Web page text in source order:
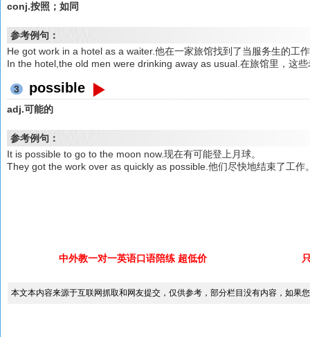
conj.按照；如同
参考例句：
He got work in a hotel as a waiter.他在一家旅馆找到了当服务生的工
In the hotel,the old men were drinking away as usual.在旅馆里，这
3 possible
adj.可能的
参考例句：
It is possible to go to the moon now.现在有可能登上月球。
They got the work over as quickly as possible.他们尽快地结束了工作
中外教一对一英语口语陪练 超低价
本文本内容来源于互联网抓取和网友提交，仅供参考，部分栏目没有内容，如果